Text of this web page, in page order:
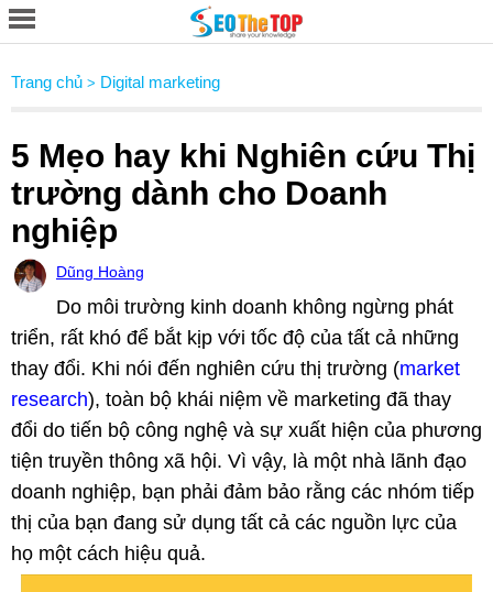
Trang chủ > Digital marketing
5 Mẹo hay khi Nghiên cứu Thị
trường dành cho Doanh
nghiệp
Dũng Hoàng
Do môi trường kinh doanh không ngừng phát
triển, rất khó để bắt kịp với tốc độ của tất cả những
thay đổi. Khi nói đến nghiên cứu thị trường (market
research), toàn bộ khái niệm về marketing đã thay
đổi do tiến bộ công nghệ và sự xuất hiện của phương
tiện truyền thông xã hội. Vì vậy, là một nhà lãnh đạo
doanh nghiệp, bạn phải đảm bảo rằng các nhóm tiếp
thị của bạn đang sử dụng tất cả các nguồn lực của
họ một cách hiệu quả.